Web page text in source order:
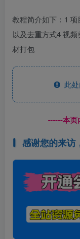
教程简介如下：1
以及去重方式4 视
材打包
此处
------本页
感谢您的来访